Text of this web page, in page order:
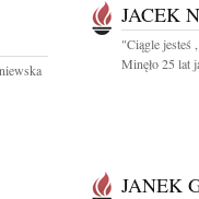
JACEK
"Ciągle jesteś
Minęło 25 lat
JANEK